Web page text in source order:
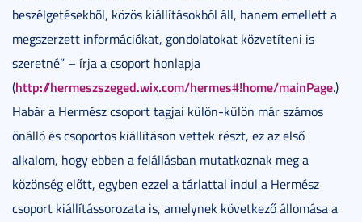
beszélgetésekből, közös kiállításokból áll, hanem emellett a
megszerzett információkat, gondolatokat közvetíteni is
szeretné” – írja a csoport honlapja
(http://hermeszszeged.wix.com/hermes#!home/mainPage.)
Habár a Hermész csoport tagjai külön-külön már számos
önálló és csoportos kiállításon vettek részt, ez az első
alkalom, hogy ebben a felállásban mutatkoznak meg a
közönség előtt, egyben ezzel a tárlattal indul a Hermész
csoport kiállítássorozata is, amelynek következő állomása a